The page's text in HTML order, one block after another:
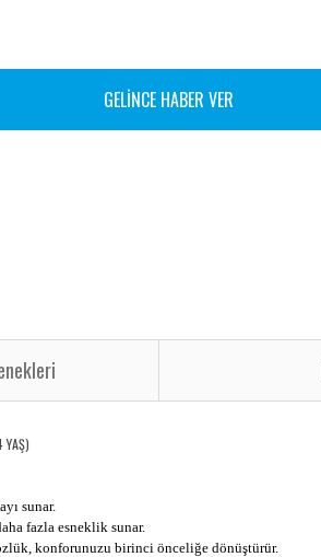
GELİNCE HABER VER
YAŞ)
sunar.
fazla esneklik sunar.
konforunuzu birinci önceliğe dönüştürür.